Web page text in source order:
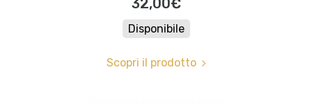
32,00€
Disponibile
Scopri il prodotto